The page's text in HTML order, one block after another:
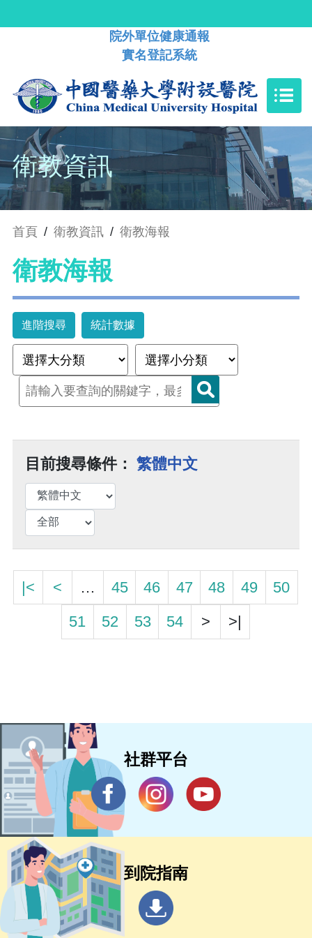
院外單位健康通報
實名登記系統
衛教資訊
首頁 / 衛教資訊 / 衛教海報
衛教海報
進階搜尋 統計數據
目前搜尋條件： 繁體中文
|< < … 45 46 47 48 49
50
51
52 53 54 > >|
社群平台
到院指南